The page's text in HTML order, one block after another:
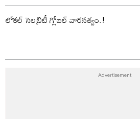
లోకల్ సెలబ్రిటీ గ్లోబల్ వారసత్వం.!